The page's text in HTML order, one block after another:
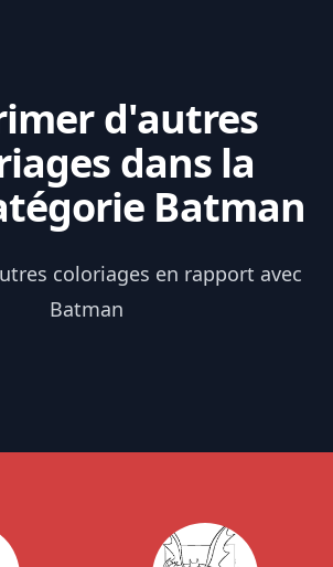
d'autres
dans la
Batman
coloriages en rapport avec
Batman